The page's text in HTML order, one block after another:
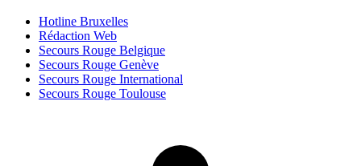
Hotline Bruxelles
Rédaction Web
Secours Rouge Belgique
Secours Rouge Genève
Secours Rouge International
Secours Rouge Toulouse